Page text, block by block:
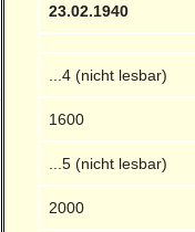
23.02.1940
...4 (nicht lesbar)
1600
...5 (nicht lesbar)
2000